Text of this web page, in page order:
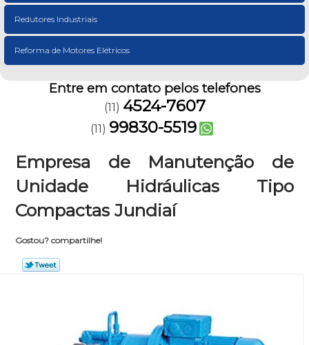
Redutores Industriais
Reforma de Motores Elétricos
Entre em contato pelos telefones
(11) 4524-7607
(11) 99830-5519
Empresa de Manutenção de
Unidade Hidráulicas Tipo
Compactas Jundiaí
Gostou? compartilhe!